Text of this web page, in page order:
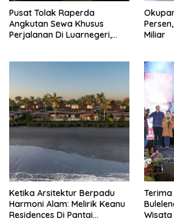
Pusat Tolak Raperda
Angkutan Sewa Khusus
Perjalanan Di Luarnegeri,
Miliar
Ketika Arsitektur Berpadu
Harmoni Alam: Melirik Keanu
Residences Di Pantai